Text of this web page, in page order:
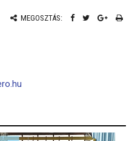
MEGOSZTÁS: